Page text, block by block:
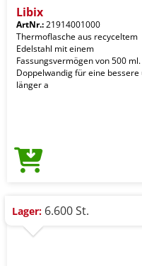
Libix
ArtNr.:21914001000
Thermoflasche aus recyceltem
Edelstahl mit einem
Fassungsvermögen von 500 ml.
Doppelwandig für eine bessere
länger a
Lager: 6.600 St.